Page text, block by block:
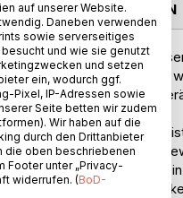
die Wirklichkeit zu
erklären kann nur nicht die
so tief? Warum
Es fordert
Heilung, Synchronizität,
und bedeutungsvoller
Mut haben, selbst zu
IN PRESSESTIMMEN
auf unserer Website.
Daneben verwenden
sowie serverseitiges
und wie sie genutzt
und setzen
ein, wodurch ggf.
Pixel, IP-Adressen sowie
Seite betten wir zudem
Wir haben auf die
durch den Drittanbieter
die oben beschriebenen
Footer unter „Privacy-
widerrufen. (BoD-